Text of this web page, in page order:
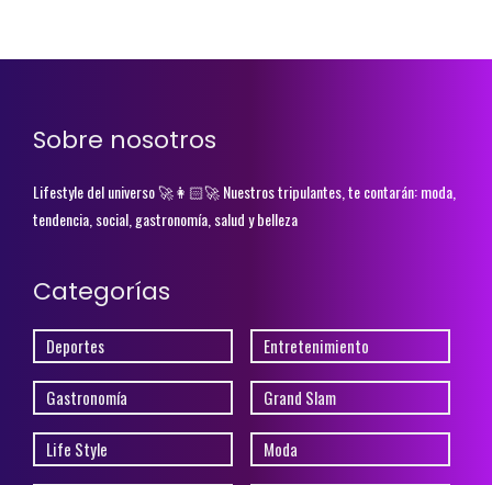
Sobre nosotros
Lifestyle del universo 🚀👩🏻‍🚀 Nuestros tripulantes, te contarán: moda,
tendencia, social, gastronomía, salud y belleza
Categorías
Deportes Entretenimiento
Gastronomía Grand Slam
Life Style Moda